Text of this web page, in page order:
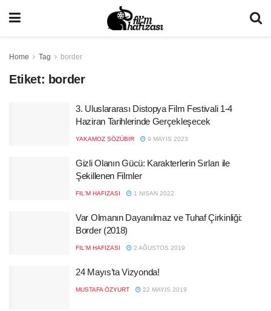
Home Tag border
Etiket: border
3. Uluslararası Distopya Film Festivali 1-4
Haziran Tarihlerinde Gerçekleşecek
YAKAMOZ SÖZÜBIR 9 MAYIS 2023
Gizli Olanın Gücü: Karakterlerin Sırları ile
Şekillenen Filmler
FIL'M HAFIZASI 1 NISAN 2022
Var Olmanın Dayanılmaz ve Tuhaf Çirkinliği:
Border (2018)
FIL'M HAFIZASI 2 AĞUSTOS 2019
24 Mayıs’ta Vizyonda!
MUSTAFA ÖZYURT 22 MAYIS 2019